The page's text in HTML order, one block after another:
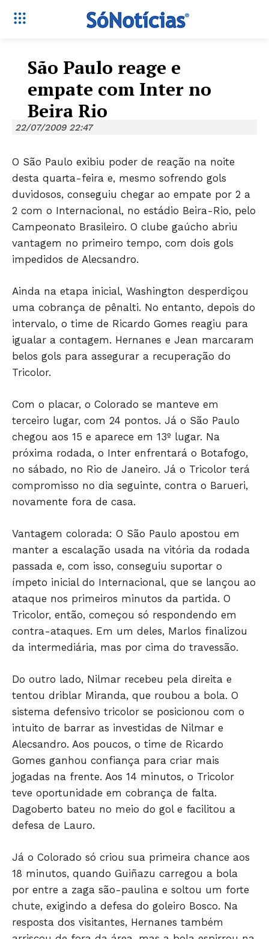
São Paulo reage e
empate com Inter no
Beira Rio
22/07/2009 22:47
O São Paulo exibiu poder de reação na noite
desta quarta-feira e, mesmo sofrendo gols
duvidosos, conseguiu chegar ao empate por 2 a
2 com o Internacional, no estádio Beira-Rio, pelo
Campeonato Brasileiro. O clube gaúcho abriu
vantagem no primeiro tempo, com dois gols
impedidos de Alecsandro.
Ainda na etapa inicial, Washington desperdiçou
uma cobrança de pênalti. No entanto, depois do
intervalo, o time de Ricardo Gomes reagiu para
igualar a contagem. Hernanes e Jean marcaram
belos gols para assegurar a recuperação do
Tricolor.
Com o placar, o Colorado se manteve em
terceiro lugar, com 24 pontos. Já o São Paulo
chegou aos 15 e aparece em 13º lugar. Na
próxima rodada, o Inter enfrentará o Botafogo,
no sábado, no Rio de Janeiro. Já o Tricolor terá
compromisso no dia seguinte, contra o Barueri,
novamente fora de casa.
Vantagem colorada: O São Paulo apostou em
manter a escalação usada na vitória da rodada
passada e, com isso, conseguiu suportar o
ímpeto inicial do Internacional, que se lançou ao
ataque nos primeiros minutos da partida. O
Tricolor, então, começou só respondendo em
contra-ataques. Em um deles, Marlos finalizou
da intermediária, mas por cima do travessão.
Do outro lado, Nilmar recebeu pela direita e
tentou driblar Miranda, que roubou a bola. O
sistema defensivo tricolor se posicionou com o
intuito de barrar as investidas de Nilmar e
Alecsandro. Aos poucos, o time de Ricardo
Gomes ganhou confiança para criar mais
jogadas na frente. Aos 14 minutos, o Tricolor
teve oportunidade em cobrança de falta.
Dagoberto bateu no meio do gol e facilitou a
defesa de Lauro.
Já o Colorado só criou sua primeira chance aos
18 minutos, quando Guiñazu carregou a bola
por entre a zaga são-paulina e soltou um forte
chute, exigindo a defesa do goleiro Bosco. Na
resposta dos visitantes, Hernanes também